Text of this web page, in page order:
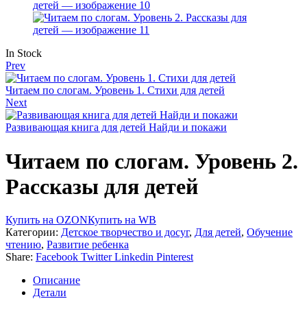
Availability:
In Stock
Prev
Читаем по слогам. Уровень 1. Стихи для детей
Next
Развивающая книга для детей Найди и покажи
Читаем по слогам. Уровень 2.
Рассказы для детей
Купить на OZONКупить на WB
Категории: Детское творчество и досуг, Для детей, Обучение
чтению, Развитие ребенка
Share: Facebook Twitter Linkedin Pinterest
Описание
Детали